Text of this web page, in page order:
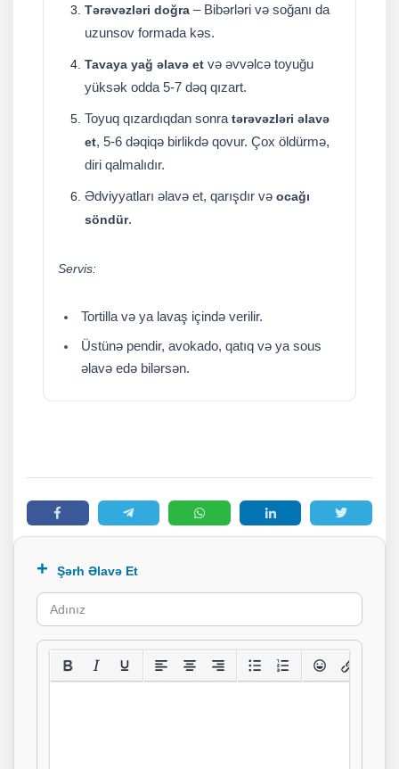
Tərəvəzləri doğra – Bibərləri və soğanı da
uzunsov formada kəs.
Tavaya yağ əlavə et və əvvəlcə toyuğu
yüksək odda 5-7 dəq qızart.
Toyuq qızardıqdan sonra tərəvəzləri əlavə
et, 5-6 dəqiqə birlikdə qovur. Çox öldürmə,
diri qalmalıdır.
Ədviyyatları əlavə et, qarışdır və ocağı
söndür.
Servis:
Tortilla və ya lavaş içində verilir.
Üstünə pendir, avokado, qatıq və ya sous
əlavə edə bilərsən.
Şərh Əlavə Et